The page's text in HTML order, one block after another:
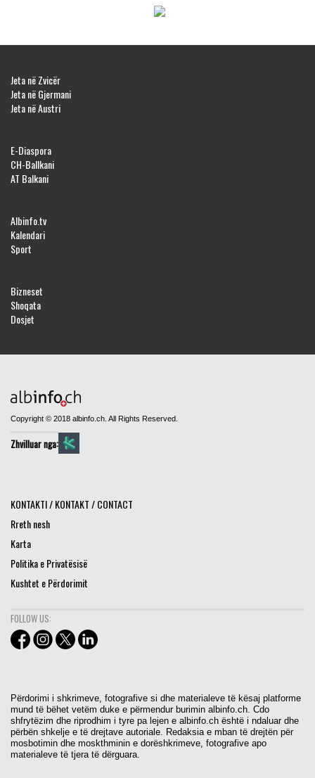
Jeta në Zvicër
Jeta në Gjermani
Jeta në Austri
E-Diaspora
CH-Ballkani
AT Balkani
Albinfo.tv
Kalendari
Sport
Bizneset
Shoqata
Dosjet
Copyright © 2018 albinfo.ch. All Rights Reserved.
Zhvilluar nga:
KONTAKTI / KONTAKT / CONTACT
Rreth nesh
Karta
Politika e Privatësisë
Kushtet e Përdorimit
FOLLOW US:
Përdorimi i shkrimeve, fotografive si dhe materialeve të kësaj platforme
mund të bëhet vetëm duke e përmendur burimin albinfo.ch. Cdo
shfrytëzim dhe riprodhim i tyre pa lejen e albinfo.ch është i ndaluar dhe
përbën shkelje e të drejtave autoriale. Redaksia e mban të drejtën për
mosbotimin dhe moskthminin e dorëshkrimeve, fotografive apo
materialeve të tjera të dërguara.